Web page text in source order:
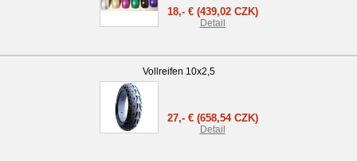
18,- € (439,02 CZK)
Detail
Vollreifen 10x2,5
27,- € (658,54 CZK)
Detail